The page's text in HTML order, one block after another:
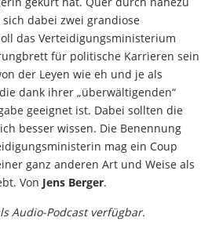
dabei zwei grandiose
das Verteidigungsministerium
für politische Karrieren sein
der Leyen wie eh und je als
dank ihrer „überwältigenden“
geeignet ist. Dabei sollten die
besser wissen. Die Benennung
mag ein Coup
ganz anderen Art und Weise als
Von Jens Berger.
Audio-Podcast verfügbar.